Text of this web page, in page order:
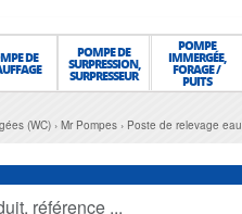
DE POMPE DE
SURPRESSION,
SURPRESSEUR
POMPE
IMMERGÉE,
FORAGE /
PUITS
(WC) Mr Pompes Poste de relevage